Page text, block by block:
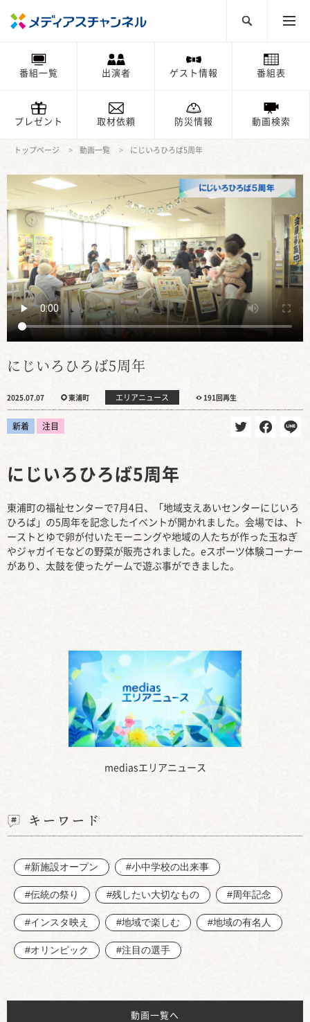
番組一覧 出演者 ゲスト情報 番組表
プレゼント 取材依頼 防災情報 動画検索
トップページ 動画一覧 にじいろひろば5周年
にじいろひろば5周年
2025.07.07 東浦町 エリアニュース 191回再生
新着 注目
mediasエリアニュース
にじいろひろば5周年
東浦町の福祉センターで7月4日、「地域支えあいセンターにじいろ
ひろば」の5周年を記念したイベントが開かれました。会場では、ト
ーストとゆで卵が付いたモーニングや地域の人たちが作った玉ねぎ
やジャガイモなどの野菜が販売されました。eスポーツ体験コーナー
があり、太鼓を使ったゲームで遊ぶ事ができました。
キーワード
#新施設オープン #小中学校の出来事
#伝統の祭り #残したい大切なもの #周年記念
#インスタ映え #地域で楽しむ #地域の有名人
#オリンピック #注目の選手
動画一覧へ